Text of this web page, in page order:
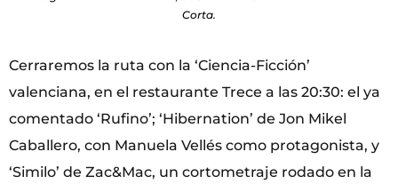
Corta.
Cerraremos la ruta con la ‘Ciencia-Ficción’
valenciana, en el restaurante Trece a las 20:30: el ya
comentado ‘Rufino’; ‘Hibernation’ de Jon Mikel
Caballero, con Manuela Vellés como protagonista, y
‘Similo’ de Zac&Mac, un cortometraje rodado en la